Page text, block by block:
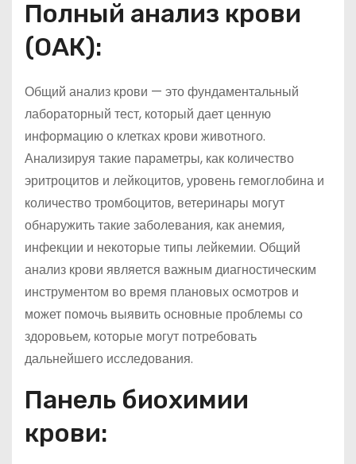
Полный анализ крови
(ОАК):
Общий анализ крови — это фундаментальный
лабораторный тест, который дает ценную
информацию о клетках крови животного.
Анализируя такие параметры, как количество
эритроцитов и лейкоцитов, уровень гемоглобина и
количество тромбоцитов, ветеринары могут
обнаружить такие заболевания, как анемия,
инфекции и некоторые типы лейкемии. Общий
анализ крови является важным диагностическим
инструментом во время плановых осмотров и
может помочь выявить основные проблемы со
здоровьем, которые могут потребовать
дальнейшего исследования.
Панель биохимии
крови: